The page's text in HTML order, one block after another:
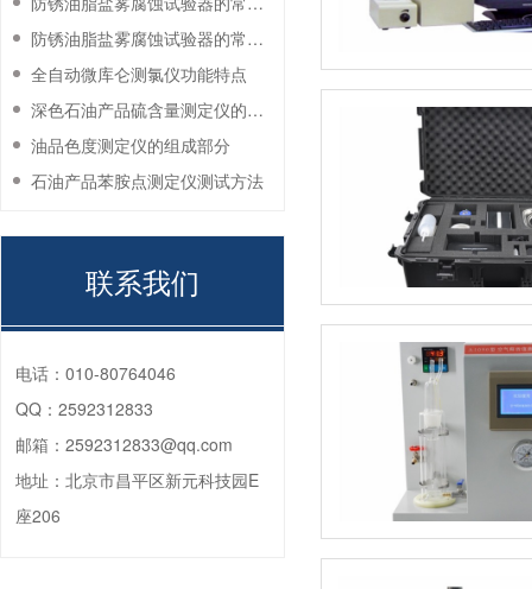
防锈油脂盐雾腐蚀试验器的常见故障与解决方法
全自动微库仑测氯仪功能特点
深色石油产品硫含量测定仪的工作环境要求
油品色度测定仪的组成部分
石油产品苯胺点测定仪测试方法
联系我们
电话： 010-80764046
QQ： 2592312833
邮箱： 2592312833@qq.com
地址： 北京市昌平区新元科技园E
座206